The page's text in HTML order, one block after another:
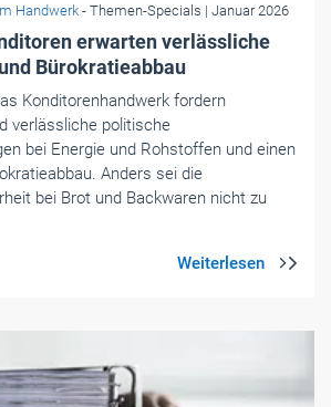
Handwerk - Themen-Specials | Januar 2026
erwarten verlässliche
Bürokratieabbau
Konditorenhandwerk fordern
verlässliche politische
bei Energie und Rohstoffen und einen
Anders sei die
bei Brot und Backwaren nicht zu